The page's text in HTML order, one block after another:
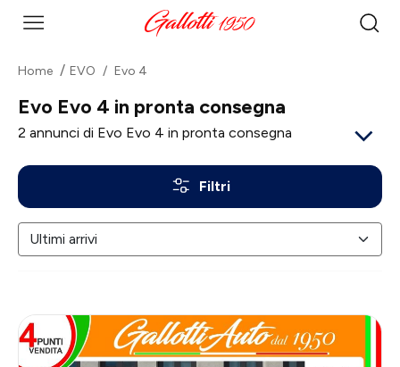
Home EVO Evo 4
Evo Evo 4 in pronta consegna
2 annunci di Evo Evo 4 in pronta consegna
Filtri